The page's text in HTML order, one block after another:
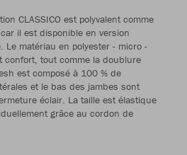
CLASSICO est polyvalent comme
il est disponible en version
Le matériau en polyester - micro -
confort, tout comme la doublure
est composé à 100 % de
et le bas des jambes sont
éclair. La taille est élastique
grâce au cordon de